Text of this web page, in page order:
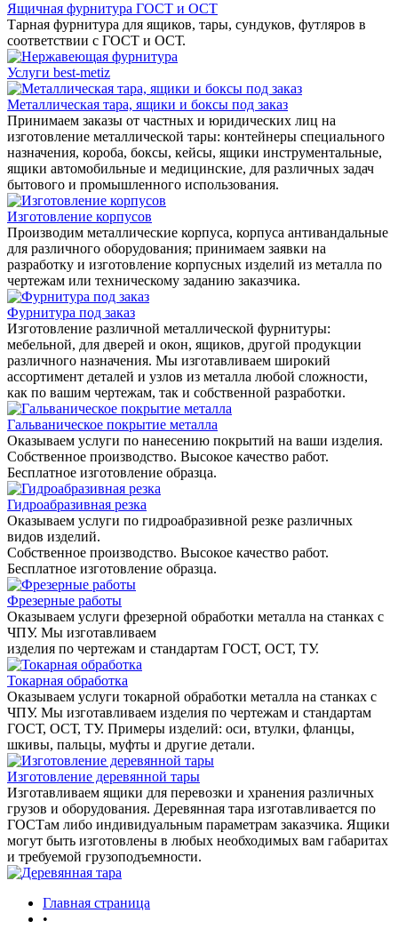
Ящичная фурнитура ГОСТ и ОСТ
Тарная фурнитура для ящиков, тары, сундуков, футляров в
соответствии с ГОСТ и ОСТ.
Услуги best-metiz
Металлическая тара, ящики и боксы под заказ
Принимаем заказы от частных и юридических лиц на
изготовление металлической тары: контейнеры специального
назначения, короба, боксы, кейсы, ящики инструментальные,
ящики автомобильные и медицинские, для различных задач
бытового и промышленного использования.
Изготовление корпусов
Производим металлические корпуса, корпуса антивандальные
для различного оборудования; принимаем заявки на
разработку и изготовление корпусных изделий из металла по
чертежам или техническому заданию заказчика.
Фурнитура под заказ
Изготовление различной металлической фурнитуры:
мебельной, для дверей и окон, ящиков, другой продукции
различного назначения. Мы изготавливаем широкий
ассортимент деталей и узлов из металла любой сложности,
как по вашим чертежам, так и собственной разработки.
Гальваническое покрытие металла
Оказываем услуги по нанесению покрытий на ваши изделия.
Собственное производство. Высокое качество работ.
Бесплатное изготовление образца.
Гидроабразивная резка
Оказываем услуги по гидроабразивной резке различных
видов изделий.
Собственное производство. Высокое качество работ.
Бесплатное изготовление образца.
Фрезерные работы
Оказываем услуги фрезерной обработки металла на станках с
ЧПУ. Мы изготавливаем
изделия по чертежам и стандартам ГОСТ, ОСТ, ТУ.
Токарная обработка
Оказываем услуги токарной обработки металла на станках с
ЧПУ. Мы изготавливаем изделия по чертежам и стандартам
ГОСТ, ОСТ, ТУ. Примеры изделий: оси, втулки, фланцы,
шкивы, пальцы, муфты и другие детали.
Изготовление деревянной тары
Изготавливаем ящики для перевозки и хранения различных
грузов и оборудования. Деревянная тара изготавливается по
ГОСТам либо индивидуальным параметрам заказчика. Ящики
могут быть изготовлены в любых необходимых вам габаритах
и требуемой грузоподъемности.
Главная страница
•